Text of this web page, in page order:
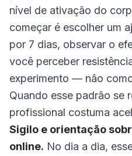
nível de ativação do
começar é escolher um
por 7 dias, observar o
você perceber
experimento — não
Quando esse padrão se
profissional costuma
Sigilo e orientação
online. No dia a dia,